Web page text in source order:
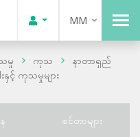
MM
မှု ကုသ
နာတာရှည်
င့် ကုသမှုများ
စင်တာများ